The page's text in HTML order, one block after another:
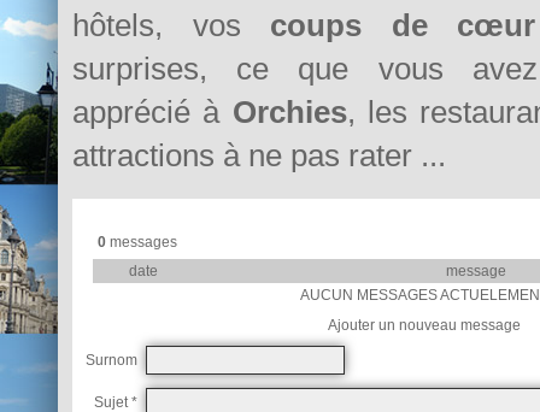
hôtels, vos coups de cœur
surprises, ce que vous avez
apprécié à Orchies, les
attractions à ne pas rater ...
0messages
date
message
AUCUN MESSAGES
Ajouter un nouveau message
Surnom
Sujet *